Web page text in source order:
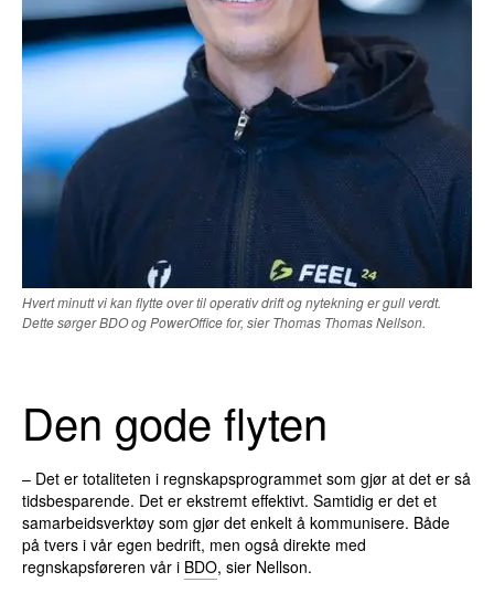
Hvert minutt vi kan flytte over til operativ drift og nytekning er gull verdt.
Dette sørger BDO og PowerOffice for, sier Thomas Thomas Nellson.
Den gode flyten
– Det er totaliteten i regnskapsprogrammet som gjør at det er så
tidsbesparende. Det er ekstremt effektivt. Samtidig er det et
samarbeidsverktøy som gjør det enkelt å kommunisere. Både
på tvers i vår egen bedrift, men også direkte med
regnskapsføreren vår i BDO, sier Nellson.